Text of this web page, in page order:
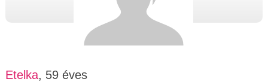
Etelka, 59 éves